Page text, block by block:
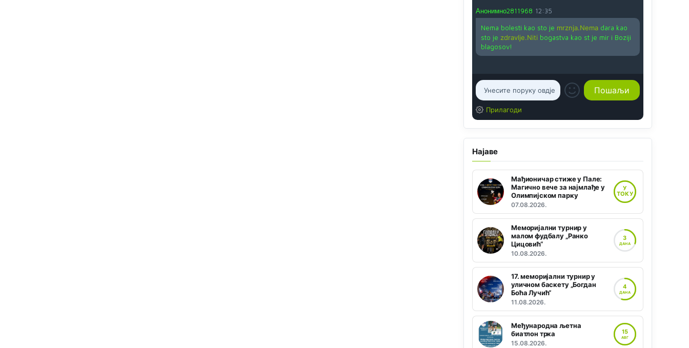
Анонимно2811968 12:35
Nema bolesti kao sto je mrznja.Nemadara kao
sto je zdravlje.Niti bogastva kao st je mir i Boziji
blagosov!
Прилагоди
Најаве
Мађионичар стиже у Пале:
Магично вече за најмлађе у
Олимпијском парку
07.08.2026.
У
ТОКУ
Меморијални турнир у
малом фудбалу „Ранко
Цицовић“
10.08.2026.
3
ДАНА
17. меморијални турнир у
уличном баскету „Богдан
Боћа Лучић“
11.08.2026.
4
ДАНА
Међународна љетна
биатлон трка
15.08.2026.
15
АВГ